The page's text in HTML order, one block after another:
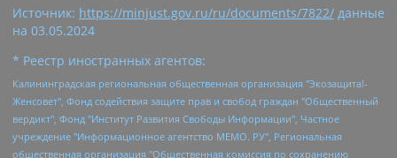
Источник: https://minjust.gov.ru/ru/documents/7822/ данные
на 03.05.2024
* Реестр иностранных агентов:
Калининградская региональная общественная организация "Экозащита!-Женсовет", Фонд содействия защите прав и свобод граждан "Общественный вердикт", Фонд "Институт Развития Свободы Информации", Частное учреждение "Информационное агентство МЕМО. РУ", Региональная общественная организация "Общественная комиссия по сохранению наследия академика Сахарова", Фонд поддержки свободы прессы, Санкт-Петербургская общественная правозащитная организация "Гражданский контроль", Межрегиональная общественная организация "Информационно-просветительский центр "Мемориал", Региональный Фонд "Центр Защиты Прав Средств Массовой Информации", с 05.12.2023 Фонд "Центр Защиты Прав Средств массовой информации", Региональная общественная благотворительная организация помощи беженцам и мигрантам "Гражданское содействие", Негосударственное образовательное учреждение дополнительного профессионального образования (повышение квалификации) специалистов "АКАДЕМИЯ ПО ПРАВАМ ЧЕЛОВЕКА", Свердловская региональная общественная организация "Сутяжник", Автономная некоммерческая организация "Центр независимых социологических исследований", Союз общественных объединений "Российский исследовательский центр по правам человека", Региональное общественное учреждение научно-информационный центр "МЕМОРИАЛ", Некоммерческая организация "Фонд защиты гласности", Автономная некоммерческая организация "Институт прав человека", Городская общественная организация "Екатеринбургское общество "МЕМОРИАЛ", Городская общественная организация "Рязанское историко-просветительское и правозащитное общество "Мемориал" (Рязанский Мемориал), Челябинский региональный орган общественной самодеятельности – женское общественное объединение "Женщины Евразии", Челябинский региональный орган общественной самодеятельности "Уральская правозащитная группа", Фонд содействия защите здоровья и социальной справедливости имени Андрея Рылькова, Автономная Некоммерческая Организация "Аналитический Центр Юрия Левады", Автономная некоммерческая организация социальной поддержки населения "Проект Апрель", Региональная общественная организация помощи женщинам и детям, находящимся в кризисной ситуации "Информационно-методический центр "Анна", Фонд содействия развитию массовых коммуникаций и правовому просвещению "Так-так-Так", Фонд содействия устойчивому развитию "Серебряная тайга", Свердловский региональный общественный фонд социальных проектов "Новое время", "Idel.Реалии", Кавказ.Реалии, Крым.Реалии, Телеканал Настоящее Время, Татаро-башкирская служба Радио Свобода (Azatliq Radiosi), Радио Свободная Европа/Радио Свобода (PCE/PC), "Сибирь.Реалии", "Фактограф", Благотворительный фонд помощи осужденным и их семьям, Автономная некоммерческая организация "Институт глобализации и социальных движений", Фонд "В защиту прав заключенных", Частное учреждение "Центр поддержки и содействия развитию средств массовой информации", Пензенский региональный общественный благотворительный фонд "Гражданский союз", "Север.Реалии", Некоммерческая организация Фонд "Правовая инициатива", Общество с ограниченной ответственностью "Радио Свободная Европа/Радио Свобода", Чешское информационное агентство "MEDIUM-ORIENT", Красноярская региональная общественная организация "Мы против СПИДа", Камалягин Денис Николаевич, Маркелов Сергей Евгеньевич, Пономарев Лев Александрович, Савицкая Людмила Алексеевна, Автономная некоммерческая организация "Центр по работе с проблемой насилия "НАСИЛИЮ.НЕТ", Межрегиональный профессиональный союз работников здравоохранения "Альянс врачей", Юридическое лицо, зарегистрированное в Латвийской Республике, SIA "Medusa Project" (регистрационный номер 40103797863, дата регистрации 10.06.2014), Некоммерческая организация "Фонд по борьбе с коррупцией", Автономная некоммерческая организация "Институт права и публичной политики", Баданин Роман Сергеевич, Гликин Максим Александрович, Железнова Мария Михайловна, Лукьянова Юлия Сергеевна, Маетная Елизавета Витальевна, Маняхин Петр Борисович, Чуракова Ольга Владимировна, Ярош Юлия Петровна, Юридическое лицо "The Insider SIA", зарегистрированное в Риге, Латвийская Республика (дата регистрации 26.06.2015), являющееся администратором доменного имени интернет-издания "The Insider SIA", https://theins.ru, Постернак Алексей Евгеньевич, Рубин Михаил Аркадьевич, Анин Роман Александрович, Юридическое лицо Istories fonds, зарегистрированное в Латвийской Республике (регистрационный номер 50008295751, дата регистрации 24.02.2020), Великовский Дмитрий Александрович, Долинина Ирина Николаевна, Мароховская Алеся Алексеевна, Шлейнов Роман Юрьевич, Шмагун Олеся Валентиновна, Общество с ограниченной ответственностью "Альтаир 2021", Общество с ограниченной ответственностью "Вега 2021", Общество с ограниченной ответственностью "Главный редактор 2021", Общество с ограниченной ответственностью "Ромашки монолит", Важенков Артем Валерьевич, Ивановская областная общественная организация "Центр гендерных исследований", Гурман Юрий Альбертович, Медиапроект "ОВД-Инфо", Егоров Владимир Владимирович, Жилинский Владимир Александрович, Общество с ограниченной ответственностью "ЗП", Иванова София Юрьевна, Карезина Инна Павловна, Кильтау Екатерина Викторовна, Петров Алексей Викторович, Пискунов Сергей Евгеньевич, Смирнов Сергей Сергеевич, Тихонов Михаил Сергеевич, Общество с ограниченной ответственностью "ЖУРНАЛИСТ-ИНОСТРАННЫЙ АГЕНТ", Арапова Галина Юрьевна, Вольтская Татьяна Анатольевна, Американская компания "Mason G.E.S. Anonymous Foundation" (США), являющаяся владельцем интернет-издания https://mnews.world/, Компания "Stichting Bellingcat", зарегистрированная в Нидерландах (дата регистрации 11.07.2018), Захаров Андрей Вячеславович, Клепиковская Екатерина Дмитриевна, Общество с ограниченной ответственностью "МЕМО", Перл Роман Александрович, Симонов Евгений Алексеевич, Соловьева Елена Анатольевна, Сотников Даниил Владимирович, Сурначева Елизавета Дмитриевна, Автономная некоммерческая организация по защите прав человека и информированию населения "Якутия – Наше Мнение", Общество с ограниченной ответственностью "Москоу диджитал медиа", с 26.01.2023 Общество с ограниченной ответственностью "Чайка Белые сады", Ветошкина Валерия Валерьевна, Заговора Максим Александрович, Межрегиональное общественное движение "Российская ЛГБТ - сеть", Оленичев Максим Владимирович, Павлов Иван Юрьевич, Скворцова Елена Сергеевна, Общество с ограниченной ответственностью "Как бы инагент", Кочетков Игорь Викторович, Общество с ограниченной ответственностью "Честные выборы", Еланчик Олег Александрович, Общество с ограниченной ответственностью "Нобелевский призыв", Гималова Регина Эмилевна, Григорьев Андрей Валерьевич, Григорьева Алина Александровна, Ассоциация по содействию защите прав призывников, альтернативнослужащих и военнослужащих "Правозащитная группа "Гражданин.Армия.Право", Хисамова Регина Фаритовна, Автономная некоммерческая организация по реализации социально-правовых программ "Лилит", Дальневосточное общественное движение "Маяк", Санкт-Петербургская ЛГБТ-инициативная группа "Выход", Инициативная группа ЛГБТ+ "Реверс", Алексеев Андрей Викторович, Бекбулатова Таисия Львовна, Беляев Иван Михайлович, Владыкина Елена Сергеевна, Гельман Марат Александрович, Никульшина Вероника Юрьевна, Толоконникова Надежда Андреевна, Шендерович Виктор Анатольевич, Общество с ограниченной ответственностью "Данное сообщение", Общество с ограниченной ответственностью Издательский дом "Новая глава", Айнбиндер Александра Александровна, Московский комьюнити-центр для ЛГБТ+инициатив, Благотворительный фонд развития филантропии, Deutsche Welle (Германия, Kurt-Schumacher-Strasse 3, 53113 Bonn), Борзунова Мария Михайловна, Воробьев Виктор Викторович, Голубева Анна Львовна, Константинова Алла Михайловна, Малкова Ирина Владимировна, Мурадов Мурад Абдулгалимович, Осетинская Елизавета Николаевна, Понасенков Евгений Николаевич, Ганапольский Матвей Юрьевич, Киселев Евгений Алексеевич, Борухович Ирина Григорьевна, Дремин Иван Тимофеевич, Дубровский Дмитрий Викторович, Красноярская региональная общественная организация поддержки и развития альтернативных образовательных технологий и межкультурных коммуникаций "ИНТЕРРА", Маяковская Екатерина Алексеевна, Фейгин Марк Захарович, Филимонов Андрей Викторович, Дзугкоева Регина Николаевна, Доброхотов Роман Александрович, Дудь Юрий Александрович, Елкин Сергей Владимирович, Кругликов Кирилл Игоревич, Сабунаева Мария Леонидовна, Семенов Алексей Владимирович, Шаинян Карен Багратович, Шульман Екатерина Михайловна, Асафьев Артур Валерьевич, Вахштайн Виктор Семенович, Венедиктов Алексей Алексеевич, Лушникова Екатерина Евгеньевна, Волков Леонид Михайлович, Невзоров Александр Глебович, Пархоменко Сергей Борисович, Сироткин Ярослав Николаевич, Кара-Мурза Владимир Владимирович, Баранова Наталья Владимировна, Гозман Леонид Яковлевич, Кагарлицкий Борис Юльевич, Климарев Михаил Валерьевич, Милов Владимир Станиславович, Автономная некоммерческая организация Краснодарский центр современного искусства "Типография", Моргенштерн Алишер Тагирович, Соболь Любовь Эдуардовна, Общество с ограниченной ответственностью "ЛИЗА НОРМ", Каспаров Гарри Кимович, Ходорковский Михаил Борисович, Общество с ограниченной ответственностью "Апрельские тезисы", Данилович Ирина Брониславовна, Кашин Олег Владимирович, Петров Николай Владимирович, Пивоваров Алексей Владимирович, Соколов Михаил Владимирович, Цветкова Юлия Владимировна, Чичваркин Евгений Александрович, Комитет против пыток/Команда против пыток, Общество с ограниченной ответственностью "Первый научный", Общество с ограниченной ответственностью "Вертолет и ко", Белоцерковская Вероника Борисовна, Кац Максим Евгеньевич, Лазарева Татьяна Юрьевна, Шаведдинов Руслан Табризович, Яшин Илья Валерьевич, Общество с ограниченной ответственностью "Иноагент ААВ", Алешковский Дмитрий Петрович, Альбац Евгения Марковна, Быков Дмитрий Львович, Галямина Юлия Евгеньевна, Лойко Сергей Леонидович, Мартынов Кирилл Константинович, Медведев Сергей Александрович, Крашенинников Федор Геннадиевич, Гордеева Катерина Вл